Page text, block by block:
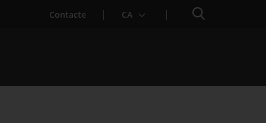
Contacte CA Cercador